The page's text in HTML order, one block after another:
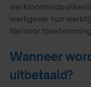
werkgever hun
hiervoor
Wanneer
uitbetaald?